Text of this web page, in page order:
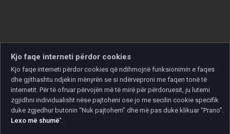
Copyright © 2026 Developed by
Kjo faqe interneti përdor cookies
Kjo faqe interneti përdor cookies që ndihmojnë funksionimin e faqes
dhe gjithashtu ndjekin mënyrën se si ndërveproni me faqen tonë të
internetit. Për të ofruar përvojën më të mirë për përdoruesit, ju lutemi
zgjidhni individualisht nëse pajtoheni ose jo me secilin cookie specifik
duke zgjedhur butonin “Nuk pajtohem” dhe më pas duke klikuar “Prano”.
Lexo më shumë'.